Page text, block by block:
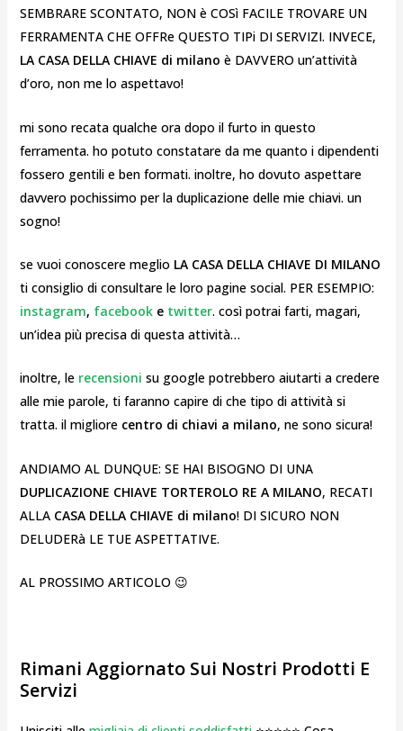
SEMBRARE SCONTATO, NON è COSì FACILE TROVARE UN
FERRAMENTA CHE OFFRe QUESTO TIPi DI SERVIZI. INVECE,
LA CASA DELLA CHIAVE di milano è DAVVERO un’attività
d’oro, non me lo aspettavo!
mi sono recata qualche ora dopo il furto in questo
ferramenta. ho potuto constatare da me quanto i dipendenti
fossero gentili e ben formati. inoltre, ho dovuto aspettare
davvero pochissimo per la duplicazione delle mie chiavi. un
sogno!
se vuoi conoscere meglio LA CASA DELLA CHIAVE DI MILANO
ti consiglio di consultare le loro pagine social. PER ESEMPIO:
instagram, facebook e twitter. così potrai farti, magari,
un’idea più precisa di questa attività…
inoltre, le recensioni su google potrebbero aiutarti a credere
alle mie parole, ti faranno capire di che tipo di attività si
tratta. il migliorecentro di chiavi a milano, ne sono sicura!
ANDIAMO AL DUNQUE: SE HAI BISOGNO DI UNA
DUPLICAZIONE CHIAVE TORTEROLO RE A MILANO, RECATI
ALLA CASA DELLA CHIAVE di milano! DI SICURO NON
DELUDERà LE TUE ASPETTATIVE.
AL PROSSIMO ARTICOLO 😉
Rimani Aggiornato Sui Nostri Prodotti E
Servizi